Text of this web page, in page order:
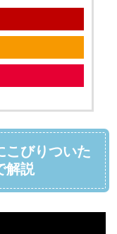
こびりついた
解説